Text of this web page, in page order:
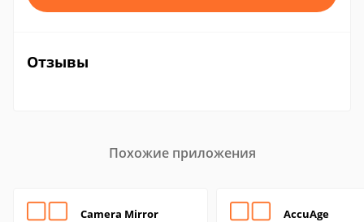
Отзывы
Похожие приложения
Camera Mirror AccuAge